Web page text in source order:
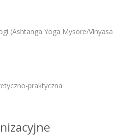
(Ashtanga Yoga Mysore/Vinyasa
praktyczna